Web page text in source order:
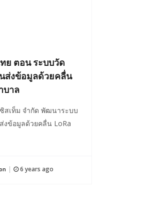
ย ตอน ระบบวัด
งข้อมูลด้วยคลื่น
บาล
สเท็ม จำกัด พัฒนาระบบ
ข้อมูลด้วยคลื่น LoRa
6 years ago